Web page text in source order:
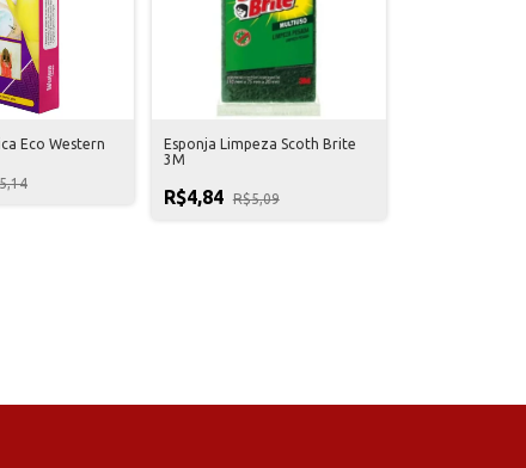
Eco Western
Esponja Limpeza Scoth Brite
3M
R$4,84 R$5,09